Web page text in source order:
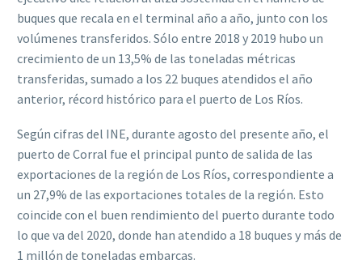
buques que recala en el terminal año a año, junto con los
volúmenes transferidos. Sólo entre 2018 y 2019 hubo un
crecimiento de un 13,5% de las toneladas métricas
transferidas, sumado a los 22 buques atendidos el año
anterior, récord histórico para el puerto de Los Ríos.
Según cifras del INE, durante agosto del presente año, el
puerto de Corral fue el principal punto de salida de las
exportaciones de la región de Los Ríos, correspondiente a
un 27,9% de las exportaciones totales de la región. Esto
coincide con el buen rendimiento del puerto durante todo
lo que va del 2020, donde han atendido a 18 buques y más de
1 millón de toneladas embarcas.